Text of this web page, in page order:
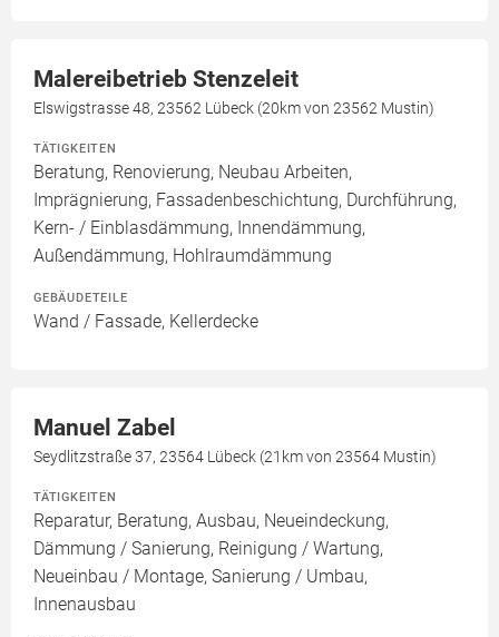
Malereibetrieb Stenzeleit
Elswigstrasse 48, 23562 Lübeck (20km von 23562 Mustin)
TÄTIGKEITEN
Beratung, Renovierung, Neubau Arbeiten,
Imprägnierung, Fassadenbeschichtung, Durchführung,
Kern- / Einblasdämmung, Innendämmung,
Außendämmung, Hohlraumdämmung
GEBÄUDETEILE
Wand / Fassade, Kellerdecke
Manuel Zabel
Seydlitzstraße 37, 23564 Lübeck (21km von 23564 Mustin)
TÄTIGKEITEN
Reparatur, Beratung, Ausbau, Neueindeckung,
Dämmung / Sanierung, Reinigung / Wartung,
Neueinbau / Montage, Sanierung / Umbau,
Innenausbau